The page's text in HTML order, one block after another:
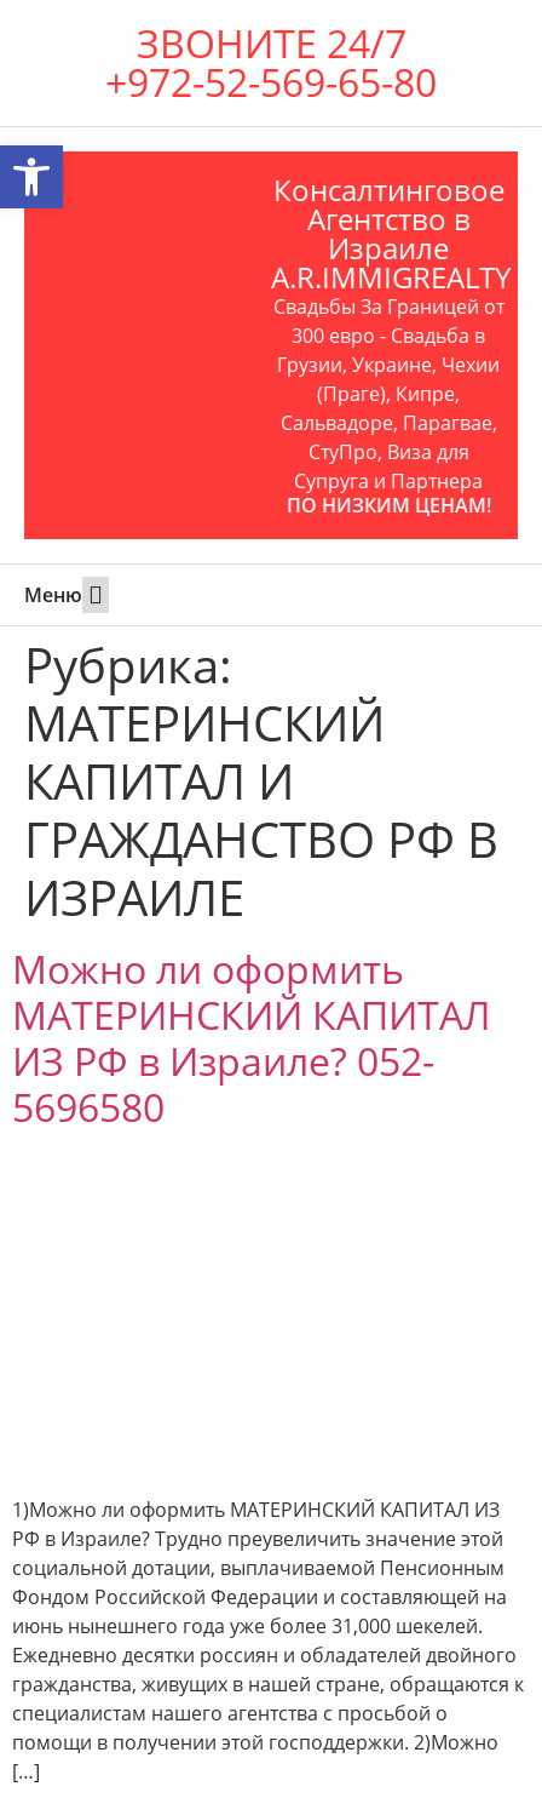
ЗВОНИТЕ 24/7
+972-52-569-65-80
Консалтинговое
Агентство в
Израиле
A.R.IMMIGREALTY
Свадьбы За Границей от
300 евро - Свадьба в
Грузии, Украине, Чехии
(Праге), Кипре,
Сальвадоре, Парагвае,
СтуПро, Виза для
Супруга и Партнера
ПО НИЗКИМ ЦЕНАМ!
Меню
Рубрика:
МАТЕРИНСКИЙ
КАПИТАЛ И
ГРАЖДАНСТВО РФ В
ИЗРАИЛЕ
Можно ли оформить
МАТЕРИНСКИЙ КАПИТАЛ
ИЗ РФ в Израиле? 052-
5696580
1)Можно ли оформить МАТЕРИНСКИЙ КАПИТАЛ ИЗ
РФ в Израиле? Трудно преувеличить значение этой
социальной дотации, выплачиваемой Пенсионным
Фондом Российской Федерации и составляющей на
июнь нынешнего года уже более 31,000 шекелей.
Ежедневно десятки россиян и обладателей двойного
гражданства, живущих в нашей стране, обращаются к
специалистам нашего агентства с просьбой о
помощи в получении этой господдержки. 2)Можно
[…]
Открыть панель инструментов